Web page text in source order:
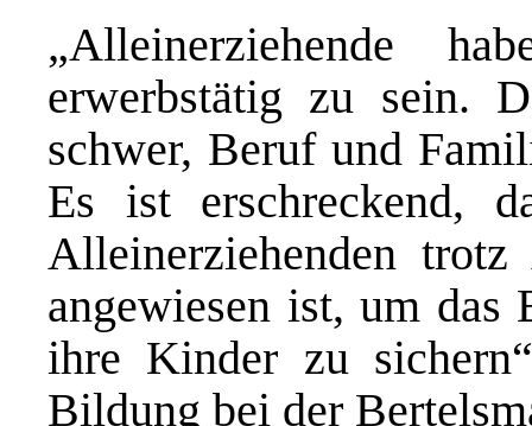
„Alleinerziehende
erwerbstätig zu sein.
schwer, Beruf und
Es ist erschreckend,
Alleinerziehenden
angewiesen ist, um
ihre Kinder zu
Bildung bei der